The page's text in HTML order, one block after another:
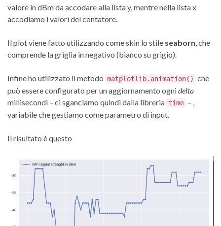
valore in dBm da accodare alla lista y, mentre nella lista x
accodiamo i valori del contatore.
Il plot viene fatto utilizzando come skin lo stile seaborn, che
comprende la griglia in negativo (bianco su grigio).
Infine ho utilizzato il metodo matplotlib.animation() che
può essere configurato per un aggiornamento ognidelta
millisecondi – ci sganciamo quindi dalla libreria time – ,
variabile che gestiamo come parametro di input.
Il risultato è questo